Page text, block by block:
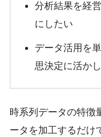
分析結果を経
にしたい
データ活用を
思決定に活か
時系列データの特徴
ータを加工するだけ